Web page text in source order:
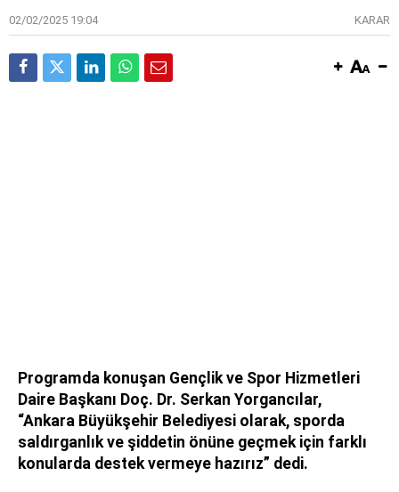
02/02/2025 19:04 KARAR
Programda konuşan Gençlik ve Spor Hizmetleri
Daire Başkanı Doç. Dr. Serkan Yorgancılar,
“Ankara Büyükşehir Belediyesi olarak, sporda
saldırganlık ve şiddetin önüne geçmek için farklı
konularda destek vermeye hazırız” dedi.